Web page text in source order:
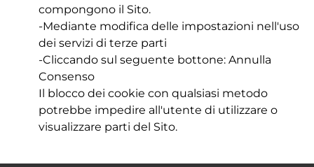
compongono il Sito.
-Mediante modifica delle impostazioni nell'uso
dei servizi di terze parti
-Cliccando sul seguente bottone: Annulla
Consenso
Il blocco dei cookie con qualsiasi metodo
potrebbe impedire all'utente di utilizzare o
visualizzare parti del Sito.